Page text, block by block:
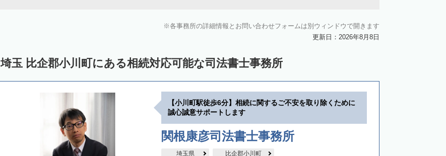
各事務所の詳細情報とお問い合わせフォームは別ウィンドウで開きます
更新日：2026年8月8日
埼玉 比企郡小川町にある相続対応可能な司法書士事務所
【小川町駅徒歩6分】相続に関するご不安を取り除くために
誠心誠意サポートします
関根康彦司法書士事務所
埼玉県 比企郡小川町